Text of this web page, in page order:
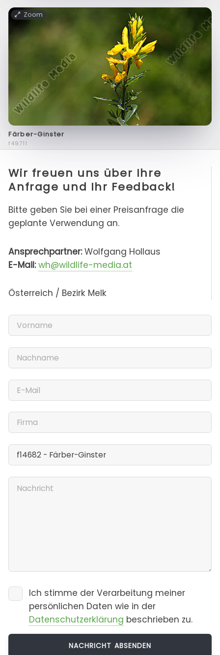
Zoom
Färber-Ginster
f49711
Wir freuen uns über Ihre
Anfrage und Ihr Feedback!
Bitte geben Sie bei einer Preisanfrage die
geplante Verwendung an.
Ansprechpartner:Wolfgang Hollaus
E-Mail: wh@wildlife-media.at
Österreich / Bezirk Melk
Ich stimme der Verarbeitung meiner
persönlichen Daten wie in der
Datenschutzerklärung beschrieben zu.